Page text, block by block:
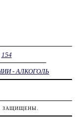
154
- АЛКОГОЛЬ
ЗАЩИЩЕНЫ.